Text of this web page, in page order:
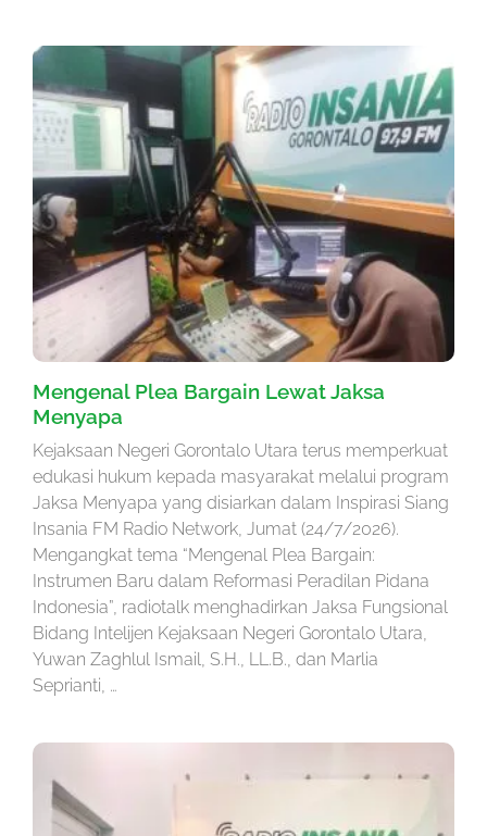
Mengenal Plea Bargain Lewat Jaksa
Menyapa
Kejaksaan Negeri Gorontalo Utara terus memperkuat
edukasi hukum kepada masyarakat melalui program
Jaksa Menyapa yang disiarkan dalam Inspirasi Siang
Insania FM Radio Network, Jumat (24/7/2026).
Mengangkat tema “Mengenal Plea Bargain:
Instrumen Baru dalam Reformasi Peradilan Pidana
Indonesia”, radiotalk menghadirkan Jaksa Fungsional
Bidang Intelijen Kejaksaan Negeri Gorontalo Utara,
Yuwan Zaghlul Ismail, S.H., LL.B., dan Marlia
Seprianti, …